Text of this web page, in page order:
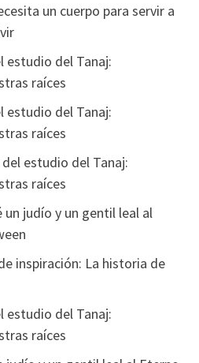
un cuerpo para servir a
estudio del Tanaj:
raíces
estudio del Tanaj:
raíces
del estudio del Tanaj:
raíces
un judío y un gentil leal al
inspiración: La historia de
estudio del Tanaj:
raíces